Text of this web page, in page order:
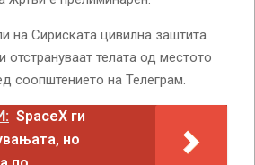
на Сириската цивилна заштита
отстрануваат телата од местото
соопштението на Телеграм.
SpaceX ги
но